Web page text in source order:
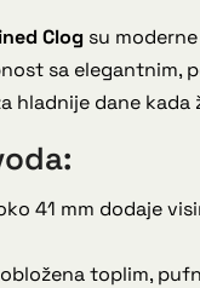
Clog su
sa elegantnim,
hladnije dane
41 mm dodaje
toplim,